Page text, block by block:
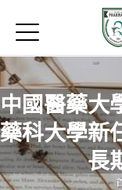
首頁
最新消息
學院簡介
院長簡介
中國醫藥大
藥科大學新
長